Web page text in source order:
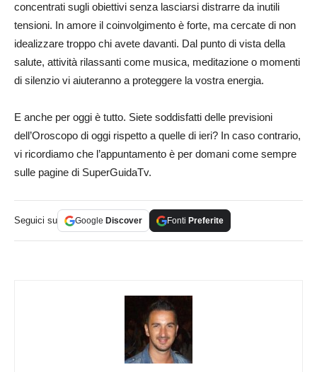
concentrati sugli obiettivi senza lasciarsi distrarre da inutili
tensioni. In amore il coinvolgimento è forte, ma cercate di non
idealizzare troppo chi avete davanti. Dal punto di vista della
salute, attività rilassanti come musica, meditazione o momenti
di silenzio vi aiuteranno a proteggere la vostra energia.
E anche per oggi è tutto. Siete soddisfatti delle previsioni
dell’Oroscopo di oggi rispetto a quelle di ieri? In caso contrario,
vi ricordiamo che l’appuntamento è per domani come sempre
sulle pagine di SuperGuidaTv.
Seguici su Google Discover Fonti Preferite